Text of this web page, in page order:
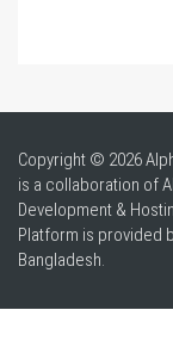
Copyright © 2026
is a collaboration of
Development &
Platform is provided
Bangladesh.